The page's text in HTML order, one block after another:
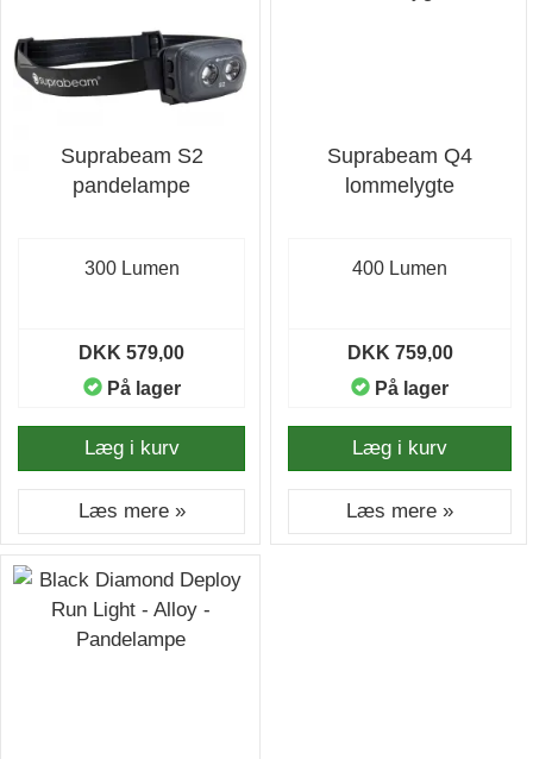
Suprabeam S2
pandelampe
300 Lumen
DKK 579,00
På lager
Læg i kurv
Læs mere »
Suprabeam Q4
lommelygte
400 Lumen
DKK 759,00
På lager
Læg i kurv
Læs mere »